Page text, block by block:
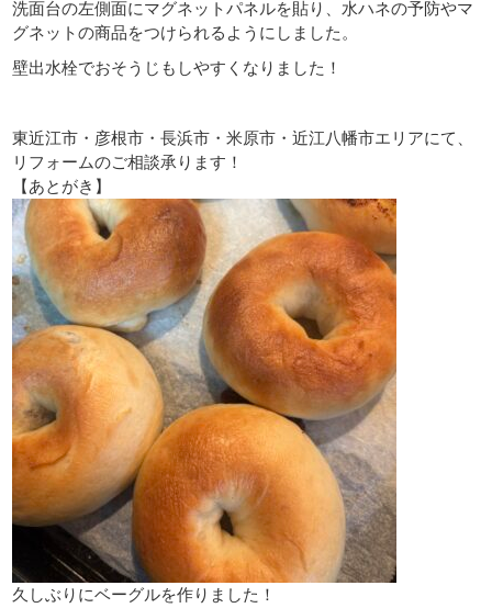
洗面台の左側面にマグネットパネルを貼り、水ハネの予防やマ
グネットの商品をつけられるようにしました。
壁出水栓でおそうじもしやすくなりました！
東近江市・彦根市・長浜市・米原市・近江八幡市エリアにて、
リフォームのご相談承ります！
【あとがき】
久しぶりにベーグルを作りました！